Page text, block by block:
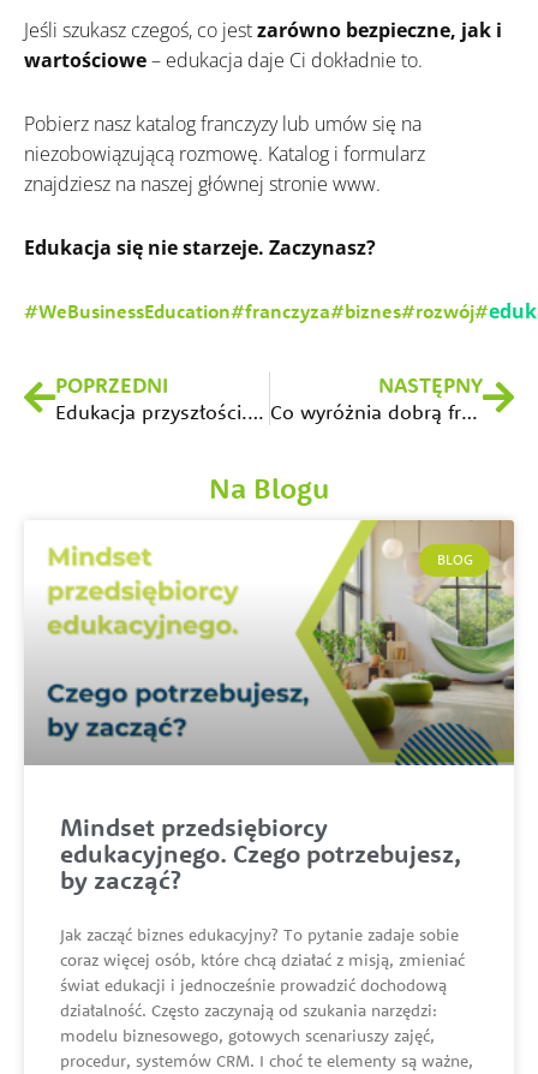
Jeśli szukasz czegoś, co jestzarówno bezpieczne, jak i
wartościowe– edukacja daje Ci dokładnie to.
Pobierz nasz katalog franczyzy lub umów się na
niezobowiązującą rozmowę. Katalog i formularz
znajdziesz na naszej głównej stronie www.
Edukacja się nie starzeje. Zaczynasz?
#WeBusinessEducation#franczyza#biznes#rozwój#
PrevPOPRZEDNI
Edukacja przyszłości. Czego naprawdę potrzebują dzieci i jak odpowiada na to Soward?
NASTĘPNY
Co wyróżnia dobrą franczyzę edukacyjną? Sprawdź, zanim podejmiesz decyzję!
Na Blogu
BLOG
Mindset przedsiębiorcy
edukacyjnego. Czego potrzebujesz,
by zacząć?
Jak zacząć biznes edukacyjny? To pytanie zadaje sobie
coraz więcej osób, które chcą działać z misją, zmieniać
świat edukacji i jednocześnie prowadzić dochodową
działalność. Często zaczynają od szukania narzędzi:
modelu biznesowego, gotowych scenariuszy zajęć,
procedur, systemów CRM. I choć te elementy są ważne,